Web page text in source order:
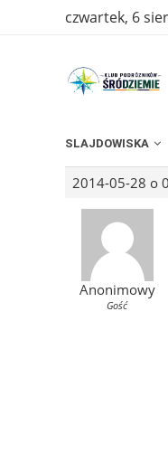
czwartek, 6
SLAJDOWISKA
2014-05-28 o
Anonimowy
Gość